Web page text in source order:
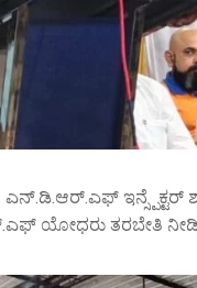
ಇನ್ಸ್ಪೆಕ್ಟರ್
ಯೋಧರು ತರಬೇತಿ